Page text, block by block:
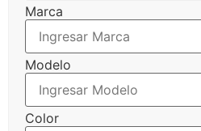
Marca
Modelo
Color